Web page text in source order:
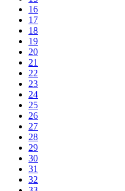
16
17
18
19
20
21
22
23
24
25
26
27
28
29
30
31
32